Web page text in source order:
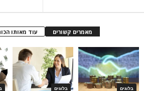
עוד מאותו הכותב
בלוגים בלוגים